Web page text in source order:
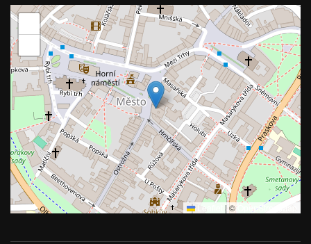
Leaflet | © OpenStreetMap